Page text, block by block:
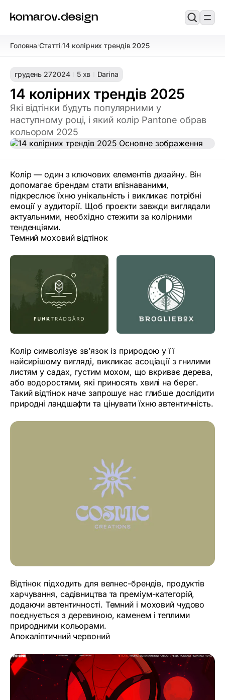
Головна/Статті/14 колірних трендів 2025
грудень 272024 5 хв Darina
14 колірних трендів 2025
Які відтінки будуть популярними у
наступному році, і який колір Pantone обрав
кольором 2025
Колір — один з ключових елементів дизайну. Він
допомагає брендам стати впізнаваними,
підкреслює їхню унікальність і викликає потрібні
емоції у аудиторії. Щоб проєкти завжди виглядали
актуальними, необхідно стежити за колірними
тенденціями.
Темний моховий відтінок
Колір символізує зв’язок із природою у її
найсирішому вигляді, викликає асоціації з гнилими
листям у садах, густим мохом, що вкриває дерева,
або водоростями, які приносять хвилі на берег.
Такий відтінок наче запрошує нас глибше дослідити
природні ландшафти та цінувати їхню автентичність.
Відтінок підходить для велнес-брендів, продуктів
харчування, садівництва та преміум-категорій,
додаючи автентичності. Темний і моховий чудово
поєднується з деревиною, каменем і теплими
природними кольорами.
Апокаліптичний червоний